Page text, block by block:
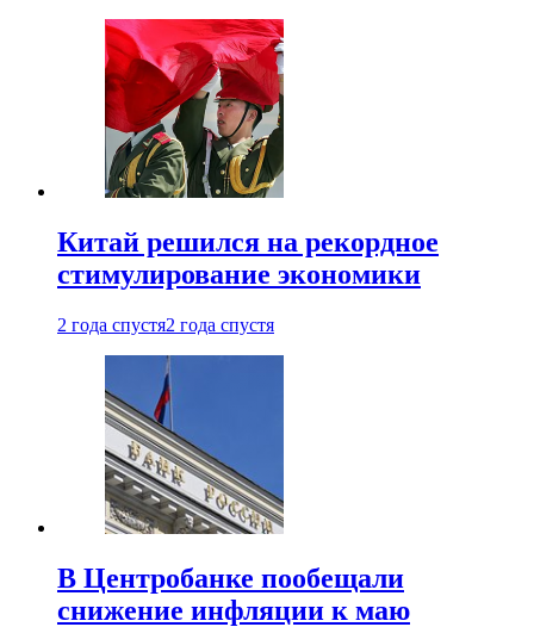
Китай решился на рекордное
стимулирование экономики
2 года спустя2 года спустя
В Центробанке пообещали
снижение инфляции к маю